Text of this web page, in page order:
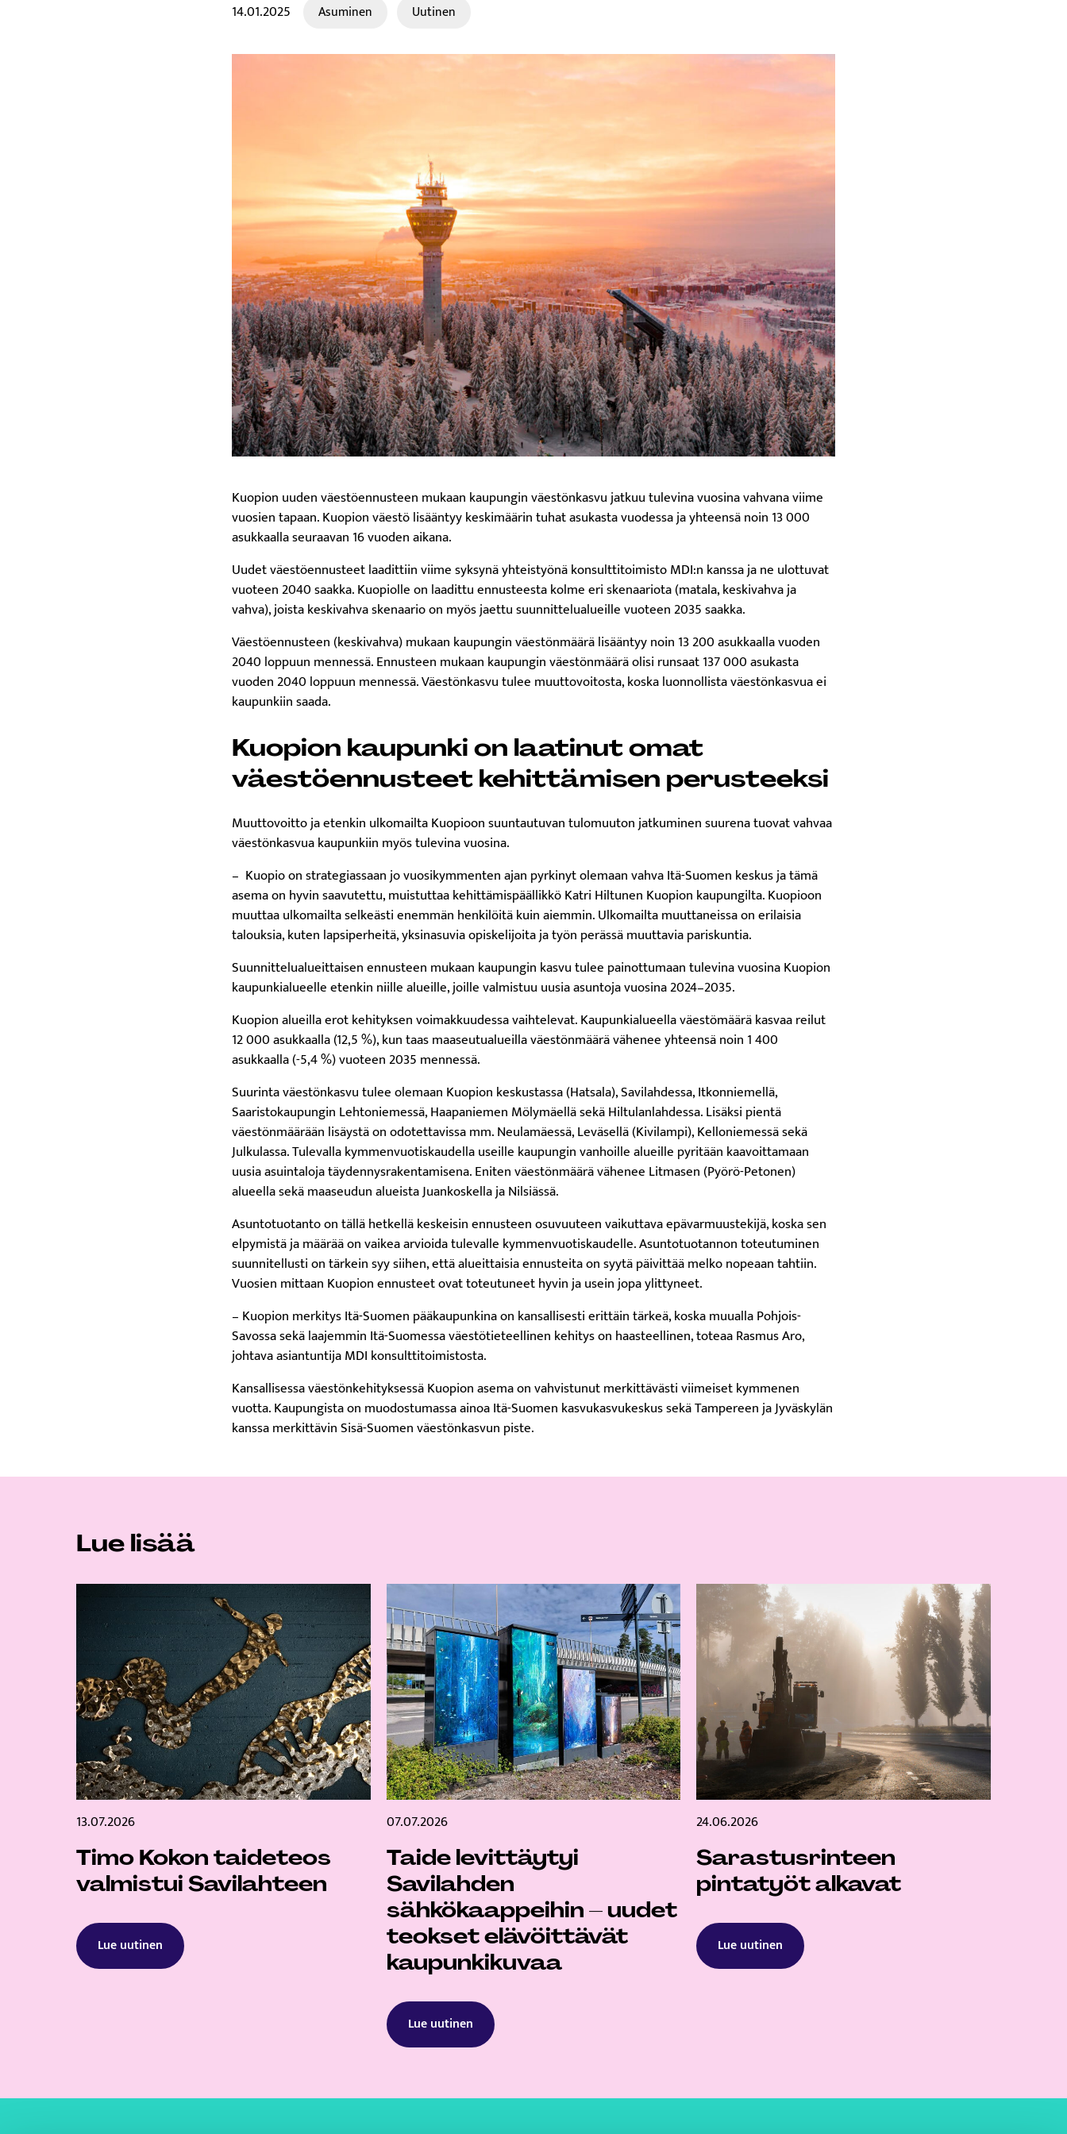
14.01.2025 Asuminen Uutinen
Kuopion uuden väestöennusteen mukaan kaupungin väestönkasvu jatkuu tulevina vuosina vahvana viime
vuosien tapaan. Kuopion väestö lisääntyy keskimäärin tuhat asukasta vuodessa ja yhteensä noin 13 000
asukkaalla seuraavan 16 vuoden aikana.
Uudet väestöennusteet laadittiin viime syksynä yhteistyönä konsulttitoimisto MDI:n kanssa ja ne ulottuvat
vuoteen 2040 saakka. Kuopiolle on laadittu ennusteesta kolme eri skenaariota (matala, keskivahva ja
vahva), joista keskivahva skenaario on myös jaettu suunnittelualueille vuoteen 2035 saakka.
Väestöennusteen (keskivahva) mukaan kaupungin väestönmäärä lisääntyy noin 13 200 asukkaalla vuoden
2040 loppuun mennessä. Ennusteen mukaan kaupungin väestönmäärä olisi runsaat 137 000 asukasta
vuoden 2040 loppuun mennessä. Väestönkasvu tulee muuttovoitosta, koska luonnollista väestönkasvua ei
kaupunkiin saada.
Kuopion kaupunki on laatinut omat
väestöennusteet kehittämisen perusteeksi
Muuttovoitto ja etenkin ulkomailta Kuopioon suuntautuvan tulomuuton jatkuminen suurena tuovat vahvaa
väestönkasvua kaupunkiin myös tulevina vuosina.
– Kuopio on strategiassaan jo vuosikymmenten ajan pyrkinyt olemaan vahva Itä-Suomen keskus ja tämä
asema on hyvin saavutettu, muistuttaa kehittämispäällikkö Katri Hiltunen Kuopion kaupungilta. Kuopioon
muuttaa ulkomailta selkeästi enemmän henkilöitä kuin aiemmin. Ulkomailta muuttaneissa on erilaisia
talouksia, kuten lapsiperheitä, yksinasuvia opiskelijoita ja työn perässä muuttavia pariskuntia.
Suunnittelualueittaisen ennusteen mukaan kaupungin kasvu tulee painottumaan tulevina vuosina Kuopion
kaupunkialueelle etenkin niille alueille, joille valmistuu uusia asuntoja vuosina 2024–2035.
Kuopion alueilla erot kehityksen voimakkuudessa vaihtelevat. Kaupunkialueella väestömäärä kasvaa reilut
12 000 asukkaalla (12,5 %), kun taas maaseutualueilla väestönmäärä vähenee yhteensä noin 1 400
asukkaalla (-5,4 %) vuoteen 2035 mennessä.
Suurinta väestönkasvu tulee olemaan Kuopion keskustassa (Hatsala), Savilahdessa, Itkonniemellä,
Saaristokaupungin Lehtoniemessä, Haapaniemen Mölymäellä sekä Hiltulanlahdessa. Lisäksi pientä
väestönmäärään lisäystä on odotettavissa mm. Neulamäessä, Leväsellä (Kivilampi), Kelloniemessä sekä
Julkulassa. Tulevalla kymmenvuotiskaudella useille kaupungin vanhoille alueille pyritään kaavoittamaan
uusia asuintaloja täydennysrakentamisena. Eniten väestönmäärä vähenee Litmasen (Pyörö-Petonen)
alueella sekä maaseudun alueista Juankoskella ja Nilsiässä.
Asuntotuotanto on tällä hetkellä keskeisin ennusteen osuvuuteen vaikuttava epävarmuustekijä, koska sen
elpymistä ja määrää on vaikea arvioida tulevalle kymmenvuotiskaudelle. Asuntotuotannon toteutuminen
suunnitellusti on tärkein syy siihen, että alueittaisia ennusteita on syytä päivittää melko nopeaan tahtiin.
Vuosien mittaan Kuopion ennusteet ovat toteutuneet hyvin ja usein jopa ylittyneet.
– Kuopion merkitys Itä-Suomen pääkaupunkina on kansallisesti erittäin tärkeä, koska muualla Pohjois-
Savossa sekä laajemmin Itä-Suomessa väestötieteellinen kehitys on haasteellinen, toteaa Rasmus Aro,
johtava asiantuntija MDI konsulttitoimistosta.
Kansallisessa väestönkehityksessä Kuopion asema on vahvistunut merkittävästi viimeiset kymmenen
vuotta. Kaupungista on muodostumassa ainoa Itä-Suomen kasvukasvukeskus sekä Tampereen ja Jyväskylän
kanssa merkittävin Sisä-Suomen väestönkasvun piste.
Lue lisää
13.07.2026
Timo Kokon taideteos
valmistui Savilahteen
Lue uutinen
07.07.2026
Taide levittäytyi
Savilahden
sähkökaappeihin – uudet
teokset elävöittävät
kaupunkikuvaa
Lue uutinen
24.06.2026
Sarastusrinteen
pintatyöt alkavat
Lue uutinen